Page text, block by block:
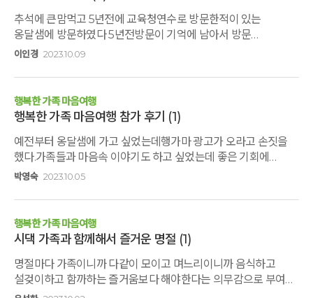
추석에 큰맘먹고 5년전에 교육청연수로 방문한적이 있는
옹달샘에 방문하였다 5년전방문이 기억에 남아서 방문
하기로했지만. 개별방문이어서 큰기대를 하지 않았다. 모든곳이
거듭될수록 실망을 하게되어 결국은 발길을 멈추게. 되더라구요
~~그런데 옹달샘은 개별 방문이었 는데도 처음의 감동을 그대로
느낄수 있어서 더. 감동적이었습니다~~ 편안한 복장과 음식,
프로그램, 잘가꾸어 진. 산책코스등 편안하게 쉴수 있어서
좋았습니다 부모님과 함께 오면 좋겠다는 생각 이 들었습니다.
감사합니다 추신: 메일주소 바꿔주세요. 여행 신청 하려고하니
옛날 메일로 등록이되어 있어서 신청이 안됩니다
이인경 2023.10.09
행복한 가족 마음여행
행복한 가족 마음여행 참가 후기 (1)
예전부터 옹달샘에 가고 싶었는데행가마 광고가 오라고 손짓을
했다.가족들과 마음속 이야기도 하고 싶었는데 좋은 기회에
가족들이 좀 시큰둥하게 가겠다고했지만 행복했다. 옹달샘
프로그램들...(전문가님들의 프로그램 진행)시원한 스파좋은
자연환경가족 사진까지 인화해 주시고 원본사진도
보내주시는배려심 있고 섬세한 마음 모든것이 내 맘에 쏙 드는
행가마여행 남편은 기사만 하겠다고 왔는데모든 프로그램
참석하며 만족한 얼굴딸은 진솔한 이야기 나누기 시간에 눈물
줄줄... 집에와서도 건강밥상 생각이... 지인들께 강추하고 싶은
박영숙 2023.10.05
행복한 가족 마음여행
시댁 가족과 함께해서 즐거운 명절 (1)
명절마다 가족이니까 다같이 모이고 며느리이니까 음식하고
설겆이하고 함까하는 즐거움보다 해야한다는 의무감으로 부여된
시간을 보냈었다. 이번엔 행가마 참여하면서 같이 먹고 같은